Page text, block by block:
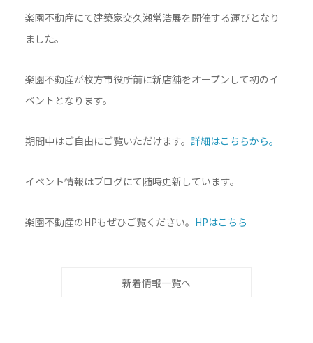
楽園不動産にて建築家交久瀬常浩展を開催する運びとなり
ました。
楽園不動産が枚方市役所前に新店舗をオープンして初のイ
ベントとなります。
期間中はご自由にご覧いただけます。 詳細はこちらから。
イベント情報はブログにて随時更新しています。
楽園不動産のHPもぜひご覧ください。 HPはこちら
新着情報一覧へ